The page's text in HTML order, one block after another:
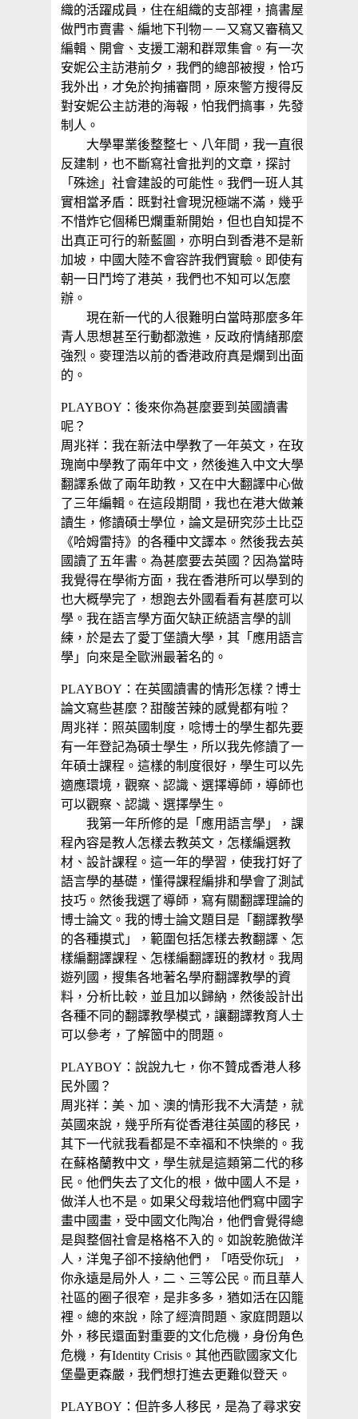
織的活躍成員，住在組織的支部裡，搞書屋
做門市賣書、編地下刊物－－又寫又審稿又
編輯、開會、支援工潮和群眾集會。有一次
安妮公主訪港前夕，我們的總部被搜，恰巧
我外出，才免於拘捕審問，原來警方搜得反
對安妮公主訪港的海報，怕我們搞事，先發
制人。
大學畢業後整整七、八年間，我一直很
反建制，也不斷寫社會批判的文章，探討
「殊途」社會建設的可能性。我們一班人其
實相當矛盾：既對社會現況極端不滿，幾乎
不惜炸它個稀巴爛重新開始，但也自知提不
出真正可行的新藍圖，亦明白到香港不是新
加坡，中國大陸不會容許我們實驗。即使有
朝一日鬥垮了港英，我們也不知可以怎麼
辦。
現在新一代的人很難明白當時那麼多年
青人思想甚至行動都激進，反政府情緒那麼
強烈。麥理浩以前的香港政府真是爛到出面
的。
PLAYBOY：後來你為甚麼要到英國讀書
呢？
周兆祥：我在新法中學教了一年英文，在玫
瑰崗中學教了兩年中文，然後進入中文大學
翻譯系做了兩年助教，又在中大翻譯中心做
了三年編輯。在這段期間，我也在港大做兼
讀生，修讀碩士學位，論文是研究莎土比亞
《哈姆雷持》的各種中文譯本。然後我去英
國讀了五年書。為甚麼要去英國？因為當時
我覺得在學術方面，我在香港所可以學到的
也大概學完了，想跑去外國看看有甚麼可以
學。我在語言學方面欠缺正統語言學的訓
練，於是去了愛丁堡讀大學，其「應用語言
學」向來是全歐洲最著名的。
PLAYBOY：在英國讀書的情形怎樣？博士
論文寫些甚麼？甜酸苦辣的感覺都有啦？
周兆祥：照英國制度，唸博士的學生都先要
有一年登記為碩士學生，所以我先修讀了一
年碩士課程。這樣的制度很好，學生可以先
適應環境，觀察、認識、選擇導師，導師也
可以觀察、認識、選擇學生。
我第一年所修的是「應用語言學」，課
程內容是教人怎樣去教英文，怎樣編選教
材、設計課程。這一年的學習，使我打好了
語言學的基礎，懂得課程編排和學會了測試
技巧。然後我選了導師，寫有關翻譯理論的
博士論文。我的博士論文題目是「翻譯教學
的各種摸式」，範圍包括怎樣去教翻譯、怎
樣編翻譯課程、怎樣編翻譯班的教材。我周
遊列國，搜集各地著名學府翻譯教學的資
料，分析比較，並且加以歸納，然後設計出
各種不同的翻譯教學模式，讓翻譯教育人士
可以參考，了解箇中的問題。
PLAYBOY：說說九七，你不贊成香港人移
民外國？
周兆祥：美、加、澳的情形我不大清楚，就
英國來說，幾乎所有從香港往英國的移民，
其下一代就我看都是不幸福和不快樂的。我
在蘇格蘭教中文，學生就是這類第二代的移
民。他們失去了文化的根，做中國人不是，
做洋人也不是。如果父母栽培他們寫中國字
畫中國畫，受中國文化陶冶，他們會覺得總
是與整個社會是格格不入的。如說乾脆做洋
人，洋鬼子卻不接納他們，「唔受你玩」，
你永遠是局外人，二、三等公民。而且華人
社區的圈子很窄，是非多多，猶如活在囚籠
裡。總的來說，除了經濟問題、家庭問題以
外，移民還面對重要的文化危機，身份角色
危機，有Identity Crisis。其他西歐國家文化
堡壘更森嚴，我們想打進去更難似登天。
PLAYBOY：但許多人移民，是為了尋求安